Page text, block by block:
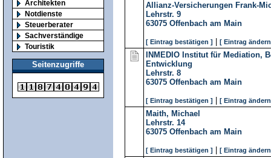
Architekten
Notdienste
Steuerberater
Sachverständige
Touristik
Seitenzugriffe
Allianz-Versicherungen Frank-
Lehrstr. 9
63075 Offenbach am Main
[ Eintrag bestätigen ] [ Eintrag
INMEDIO Institut für Mediation,
Entwicklung
Lehrstr. 8
63075 Offenbach am Main
[ Eintrag bestätigen ] [ Eintrag
Maith, Michael
Lehrstr. 14
63075 Offenbach am Main
[ Eintrag bestätigen ] [ Eintrag